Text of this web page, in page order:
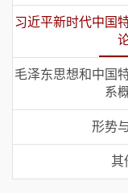
习近平新时代中国
毛泽东思想和中国
系
形势
其